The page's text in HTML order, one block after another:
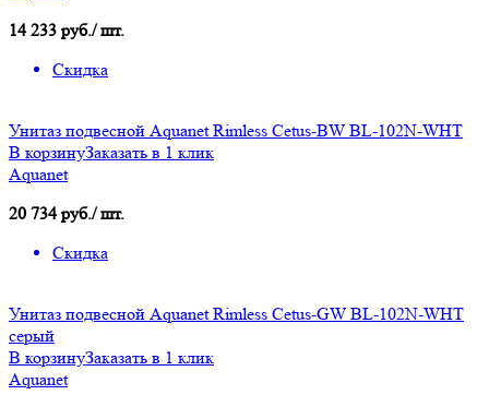
14 233 руб./ шт.
Скидка
Унитаз подвесной Aquanet Rimless Cetus-BW BL-102N-WHT
В корзинуЗаказать в 1 клик
Aquanet
20 734 руб./ шт.
Скидка
Унитаз подвесной Aquanet Rimless Cetus-GW BL-102N-WHT
серый
В корзинуЗаказать в 1 клик
Aquanet